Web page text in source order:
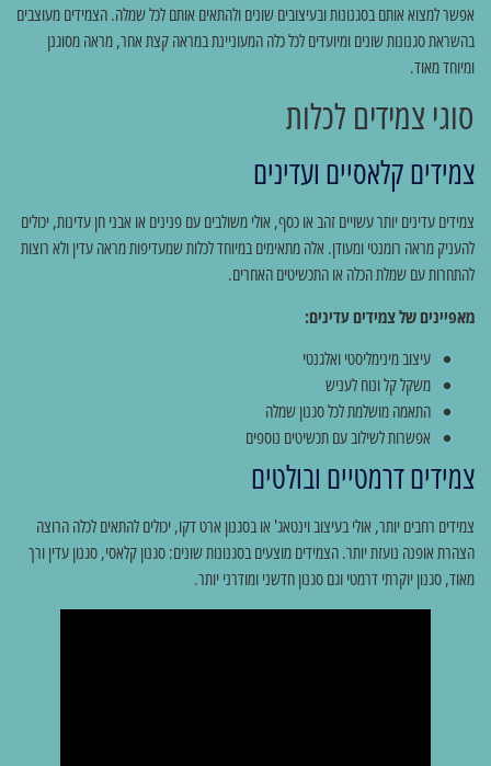
אפשר למצוא אותם בסגנונות ובעיצובים שונים ולהתאים אותם לכל שמלה. הצמידים מעוצבים
בהשראת סגנונות שונים ומיועדים לכל כלה המעוניינת במראה קצת אחר, מראה מסוגנן
ומיוחד מאוד.
סוגי צמידים לכלות
צמידים קלאסיים ועדינים
צמידים עדינים יותר עשויים זהב או כסף, אולי משולבים עם פנינים או אבני חן עדינות, יכולים
להעניק מראה רומנטי ומעודן. אלה מתאימים במיוחד לכלות שמעדיפות מראה עדין ולא רוצות
להתחרות עם שמלת הכלה או התכשיטים האחרים.
מאפיינים של צמידים עדינים:
עיצוב מינימליסטי ואלגנטי
משקל קל ונוח לעניש
התאמה מושלמת לכל סגנון שמלה
אפשרות לשילוב עם תכשיטים נוספים
צמידים דרמטיים ובולטים
צמידים רחבים יותר, אולי בעיצוב וינטאג' או בסגנון ארט דקו, יכולים להתאים לכלה הרוצה
הצהרת אופנה נועזת יותר. הצמידים מוצעים בסגנונות שונים: סגנון קלאסי, סגנון עדין ורך
מאוד, סגנון יוקרתי דרמטי וגם סגנון חדשני ומודרני יותר.